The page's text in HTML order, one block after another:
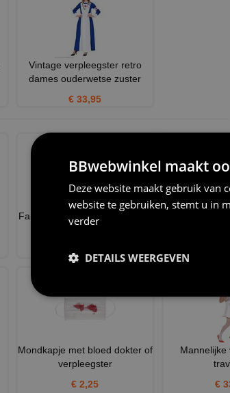
Vintage verpleegster retro
dames ouderwetse zuster
€ 33,95
Fantastische verpleegster mok
€ 14,95
€
Mondkapje met bloed dokter of
verpleegster
€ 2,25
Mannelijke
€
BBwebwinkel maakt
Deze website maakt gebruik van
website te gebruiken, stemt u in
verder
DETAILS WEERGEVEN